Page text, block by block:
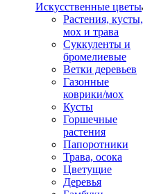
Искусственные цветы
Растения, кусты,
мох и трава
Суккуленты и
бромелиевые
Ветки деревьев
Газонные
коврики/мох
Кусты
Горшечные
растения
Папоротники
Трава, осока
Цветущие
Деревья